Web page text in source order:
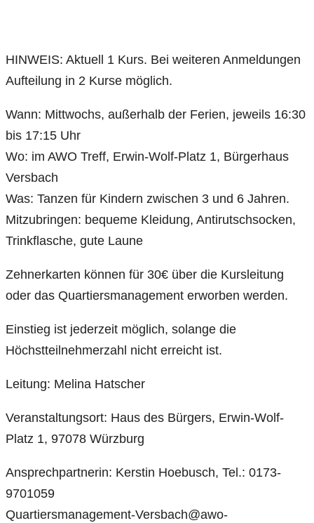
HINWEIS: Aktuell 1 Kurs. Bei weiteren Anmeldungen
Aufteilung in 2 Kurse möglich.
Wann: Mittwochs, außerhalb der Ferien, jeweils 16:30
bis 17:15 Uhr
Wo: im AWO Treff, Erwin-Wolf-Platz 1, Bürgerhaus
Versbach
Was: Tanzen für Kindern zwischen 3 und 6 Jahren.
Mitzubringen: bequeme Kleidung, Antirutschsocken,
Trinkflasche, gute Laune
Zehnerkarten können für 30€ über die Kursleitung
oder das Quartiersmanagement erworben werden.
Einstieg ist jederzeit möglich, solange die
Höchstteilnehmerzahl nicht erreicht ist.
Leitung: Melina Hatscher
Veranstaltungsort: Haus des Bürgers, Erwin-Wolf-
Platz 1, 97078 Würzburg
Ansprechpartnerin: Kerstin Hoebusch, Tel.: 0173-
9701059
Quartiersmanagement-Versbach@awo-